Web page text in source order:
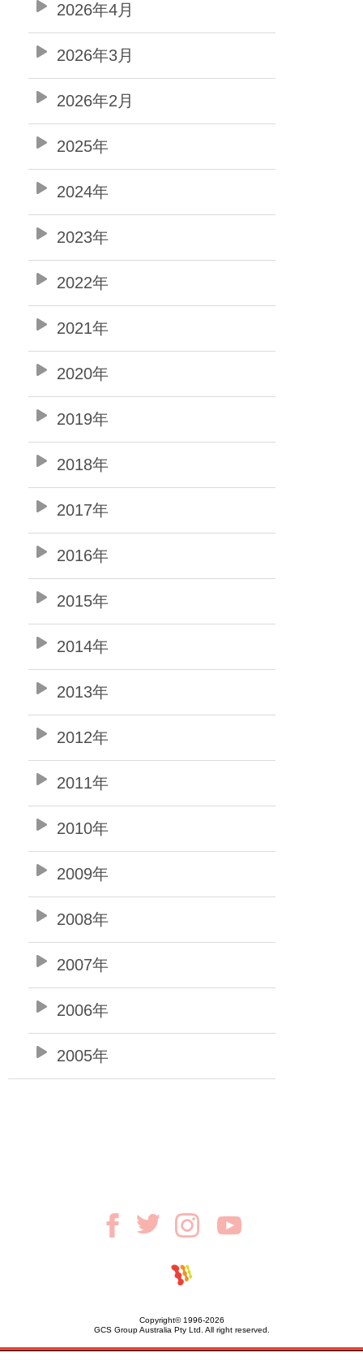
2026年4月
2026年3月
2026年2月
2025年
2024年
2023年
2022年
2021年
2020年
2019年
2018年
2017年
2016年
2015年
2014年
2013年
2012年
2011年
2010年
2009年
2008年
2007年
2006年
2005年
Copyright© 1996-2026
GCS Group Australia Pty Ltd. All right reserved.